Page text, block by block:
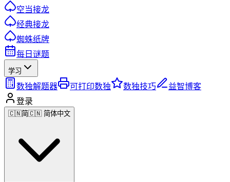
空当接龙
经典接龙
蜘蛛纸牌
每日谜题
学习
数独解题器 可打印数独 数独技巧
益智博客
登录
🇨🇳简🇨🇳 简体中文